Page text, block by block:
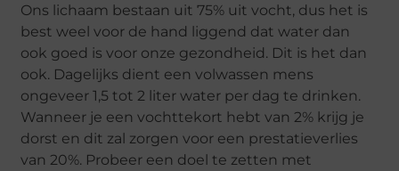
Ons lichaam bestaan uit 75% uit vocht, dus het is
best weel voor de hand liggend dat water dan
ook goed is voor onze gezondheid. Dit is het dan
ook. Dagelijks dient een volwassen mens
ongeveer 1,5 tot 2 liter water per dag te drinken.
Wanneer je een vochttekort hebt van 2% krijg je
dorst en dit zal zorgen voor een prestatieverlies
van 20%. Probeer een doel te zetten met